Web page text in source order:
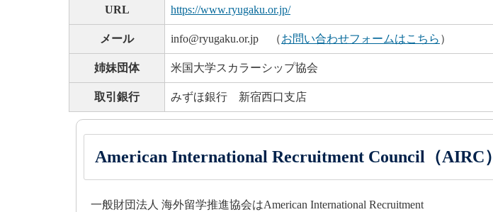
URL https://www.ryugaku.or.jp/
メール info@ryugaku.or.jp （お問い合わせフォームはこちら ）
姉妹団体 米国大学スカラーシップ協会
取引銀行 みずほ銀行 新宿西口支店
American International Recruitment Council（AIRC）
一般財団法人 海外留学推進協会はAmerican International Recruitment